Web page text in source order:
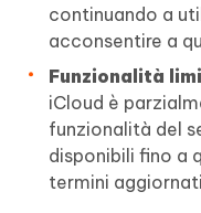
continuando a
acconsentire a
Funzionalità
iCloud è
funzionalità del
disponibili fino a
termini